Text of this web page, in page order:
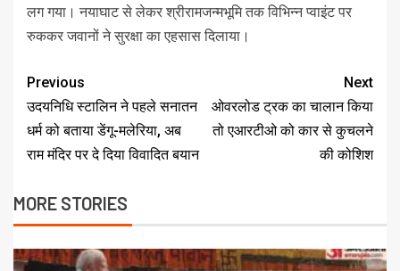
लग गया। नयाघाट से लेकर श्रीरामजन्मभूमि तक विभिन्न प्वाइंट पर
रुककर जवानों ने सुरक्षा का एहसास दिलाया।
Previous
उदयनिधि स्टालिन ने पहले सनातन
धर्म को बताया डेंगू-मलेरिया, अब
राम मंदिर पर दे दिया विवादित बयान
Next
ओवरलोड ट्रक का चालान किया
तो एआरटीओ को कार से कुचलने
की कोशिश
MORE STORIES